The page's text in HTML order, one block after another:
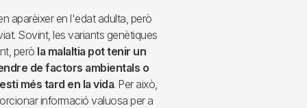
aparèixer en l'edat adulta, però
Sovint, les variants genètiques
però la malaltia pot tenir un
de factors ambientals o
més tard en la vida. Per això,
informació valuosa per a